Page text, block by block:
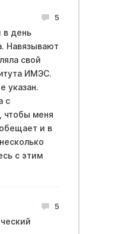
5
в день
Навязывают
свой
ИМЭС.
указан.
с
чтобы меня
и в
с этим
5